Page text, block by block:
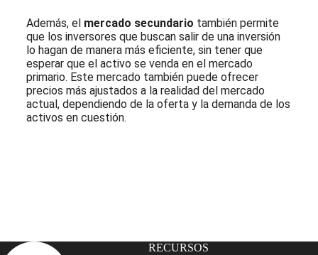
Además, el mercado secundario también permite
que los inversores que buscan salir de una inversión
lo hagan de manera más eficiente, sin tener que
esperar que el activo se venda en el mercado
primario. Este mercado también puede ofrecer
precios más ajustados a la realidad del mercado
actual, dependiendo de la oferta y la demanda de los
activos en cuestión.
RECURSOS